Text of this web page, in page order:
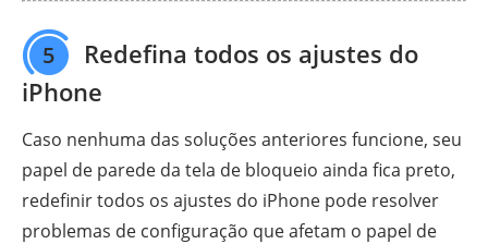
5
Redefina todos os ajustes do
iPhone
Caso nenhuma das soluções anteriores funcione, seu
papel de parede da tela de bloqueio ainda fica preto,
redefinir todos os ajustes do iPhone pode resolver
problemas de configuração que afetam o papel de